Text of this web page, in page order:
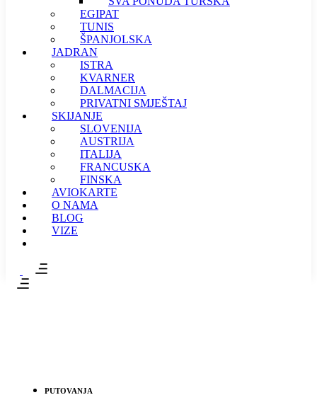
EGIPAT
TUNIS
ŠPANJOLSKA
JADRAN
ISTRA
KVARNER
DALMACIJA
PRIVATNI SMJEŠTAJ
SKIJANJE
SLOVENIJA
AUSTRIJA
ITALIJA
FRANCUSKA
FINSKA
AVIOKARTE
O NAMA
BLOG
VIZE
PUTOVANJA